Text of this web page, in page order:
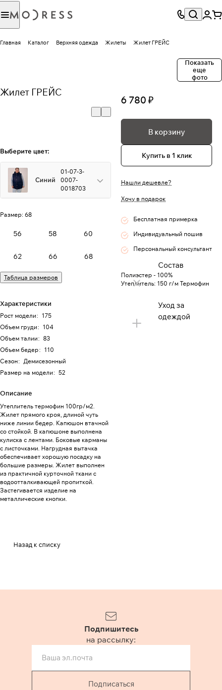
Главная Каталог Верхняя одежда Жилеты Жилет ГРЕЙС
Показать
еще
фото
Жилет ГРЕЙС
Выберите цвет:
Синий
01-07-3-
0007-
0018703
Размер: 68
56 58 60
62 66 68
Таблица размеров
Характеристики
Рост модели: 175
Объем груди: 104
Объем талии: 83
Объем бедер: 110
Сезон: Демисезонный
Размер на модели: 52
Описание
Утеплитель термофин 100гр/м2.
Жилет прямого кроя, длиной чуть
ниже линии бедер. Капюшон втачной
со стойкой. В капюшоне выполнена
кулиска с лентами. Боковые карманы
с листочками. Нагрудная вытачка
обеспечивает хорошую посадку на
большие размеры. Жилет выполнен
из практичной курточной ткани с
водоотталкивающей пропиткой.
Застегивается изделие на
металлические кнопки.
6 780 ₽
В корзину
Купить в 1 клик
Нашли дешевле?
Хочу в подарок
Бесплатная примерка
Индивидуальный пошив
Персональный консультант
Состав
Полиэстер - 100%
Утеплитель: 150 г/м Термофин
Уход за
одеждой
Назад к списку
Подпишитесь
на рассылку:
Подписаться